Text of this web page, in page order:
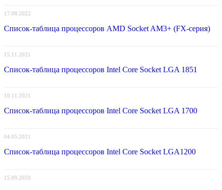
17.08.2022
Список-таблица процессоров AMD Socket AM3+ (FX-серия)
15.11.2021
Список-таблица процессоров Intel Core Socket LGA 1851
10.11.2021
Список-таблица процессоров Intel Core Socket LGA 1700
04.05.2021
Список-таблица процессоров Intel Core Socket LGA1200
15.09.2020